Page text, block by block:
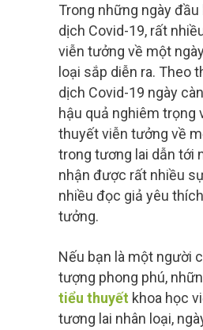
Trong những ngày
dịch Covid-19, rất
viễn tưởng về một
loại sắp diễn ra. Theo
dịch Covid-19 ngày
hậu quả nghiêm trọng
thuyết viễn tưởng về
trong tương lai dẫn tới
nhận được rất nhiều
nhiều đọc giả yêu
tưởng.
Nếu bạn là một người
tượng phong phú,
tiểu thuyết khoa học
tương lai nhân loại,